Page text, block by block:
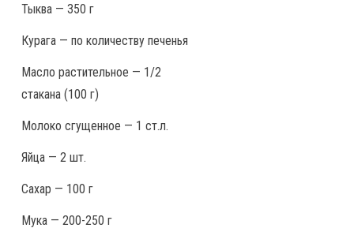
Тыква — 350 г
Курага — по количеству печенья
Масло растительное — 1/2
стакана (100 г)
Молоко сгущенное — 1 ст.л.
Яйца — 2 шт.
Сахар — 100 г
Мука — 200-250 г